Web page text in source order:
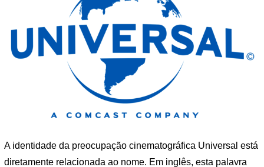
A identidade da preocupação cinematográfica Universal está
diretamente relacionada ao nome. Em inglês, esta palavra